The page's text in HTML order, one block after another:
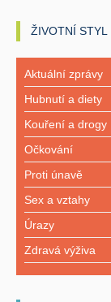
ŽIVOTNÍ STYL
Aktuální zprávy
Hubnutí a diety
Kouření a drogy
Očkování
Proti únavě
Sex a vztahy
Úrazy
Zdravá výživa